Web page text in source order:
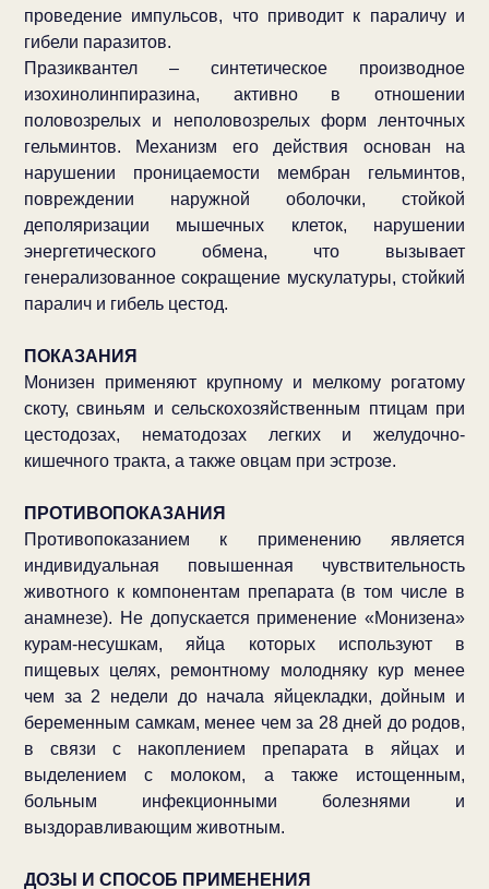
проведение импульсов, что приводит к параличу и
гибели паразитов.
Празиквантел – синтетическое производное
изохинолинпиразина, активно в отношении
половозрелых и неполовозрелых форм ленточных
гельминтов. Механизм его действия основан на
нарушении проницаемости мембран гельминтов,
повреждении наружной оболочки, стойкой
деполяризации мышечных клеток, нарушении
энергетического обмена, что вызывает
генерализованное сокращение мускулатуры, стойкий
паралич и гибель цестод.
ПОКАЗАНИЯ
Монизен применяют крупному и мелкому рогатому
скоту, свиньям и сельскохозяйственным птицам при
цестодозах, нематодозах легких и желудочно-
кишечного тракта, а также овцам при эстрозе.
ПРОТИВОПОКАЗАНИЯ
Противопоказанием к применению является
индивидуальная повышенная чувствительность
животного к компонентам препарата (в том числе в
анамнезе). Не допускается применение «Монизена»
курам-несушкам, яйца которых используют в
пищевых целях, ремонтному молодняку кур менее
чем за 2 недели до начала яйцекладки, дойным и
беременным самкам, менее чем за 28 дней до родов,
в связи с накоплением препарата в яйцах и
выделением с молоком, а также истощенным,
больным инфекционными болезнями и
выздоравливающим животным.
ДОЗЫ И СПОСОБ ПРИМЕНЕНИЯ